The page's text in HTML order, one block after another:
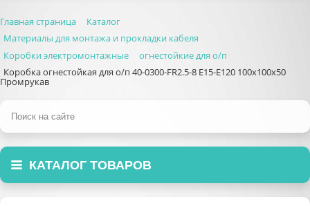
Главная страница
Каталог
Материалы для монтажа и прокладки кабеля
Коробки электромонтажные
огнестойкие для о/п
Коробка огнестойкая для о/п 40-0300-FR2.5-8 E15-E120 100x100x50
Промрукав
КАТАЛОГ ТОВАРОВ